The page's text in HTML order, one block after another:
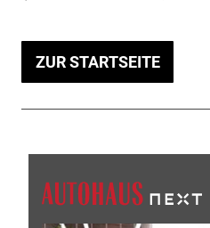
ZUR STARTSEITE